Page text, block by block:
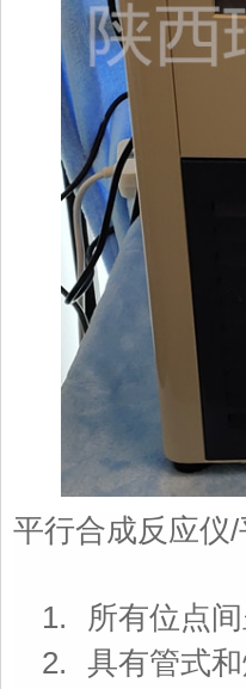
平行合成反应仪
1. 所有位点
2. 具有管式